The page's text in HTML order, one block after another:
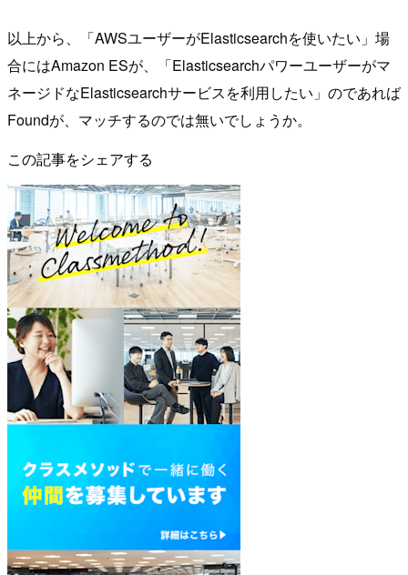
以上から、「AWSユーザーがElasticsearchを使いたい」場
合にはAmazon ESが、「Elasticsearchパワーユーザーがマ
ネージドなElasticsearchサービスを利用したい」のであれば
Foundが、マッチするのでは無いでしょうか。
この記事をシェアする